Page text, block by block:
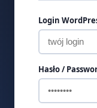
Login
Hasło /